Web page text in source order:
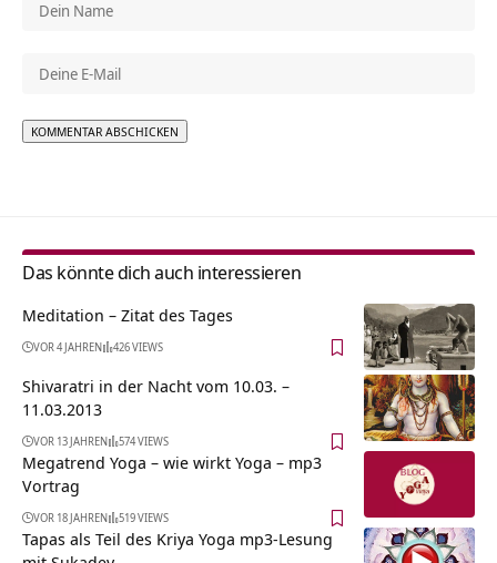
Das könnte dich auch interessieren
Meditation – Zitat des Tages
VOR 4 JAHREN 426 VIEWS
Shivaratri in der Nacht vom 10.03. –
11.03.2013
VOR 13 JAHREN 574 VIEWS
Megatrend Yoga – wie wirkt Yoga – mp3
Vortrag
VOR 18 JAHREN 519 VIEWS
Tapas als Teil des Kriya Yoga mp3-Lesung